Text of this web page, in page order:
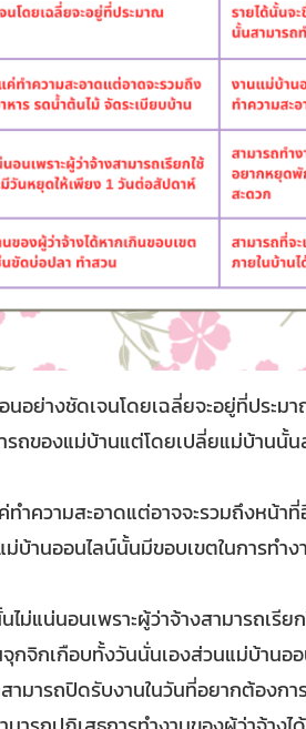
นอย่างชัดเจนโดยเฉลี่ยจะอยู่ที่ประ
รถของแม่บ้านแต่โดยเปลี่ยแม่บ้าน
ทำความสะอาดแต่อาจจะรวมถึงหน้า
บ้านออนไลน์นั้นมีขอบเขตในการทำ
ไม่แน่นอนเพราะผู้ว่าจ้างสามารถเ
กจิกเกือบทั้งวันนั่นเองส่วนแม่บ้านอ
มารถปิดรับงานในวันที่อยากต้องกา